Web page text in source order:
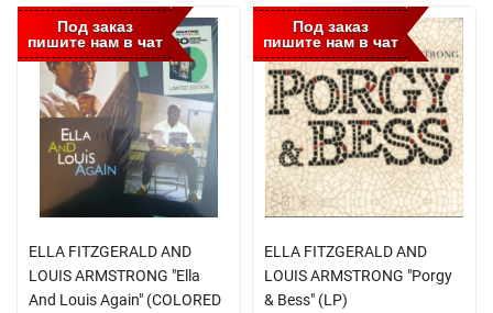
Под заказ
пишите нам в чат
ELLA FITZGERALD AND
LOUIS ARMSTRONG "Ella
And Louis Again" (COLORED
Под заказ
пишите нам в чат
ELLA FITZGERALD AND
LOUIS ARMSTRONG "Porgy
& Bess" (LP)